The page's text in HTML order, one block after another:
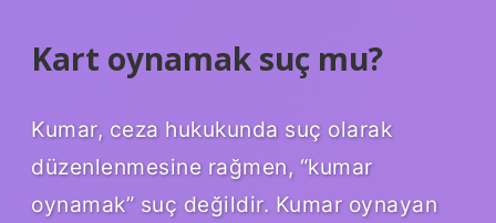
Kart oynamak suç mu?
Kumar, ceza hukukunda suç olarak
düzenlenmesine rağmen, “kumar
oynamak” suç değildir. Kumar oynayan